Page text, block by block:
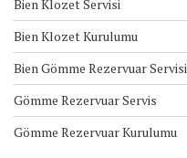
Bien Klozet Servisi
Bien Klozet Kurulumu
Bien Gömme Rezervuar Servisi
Gömme Rezervuar Servis
Gömme Rezervuar Kurulumu